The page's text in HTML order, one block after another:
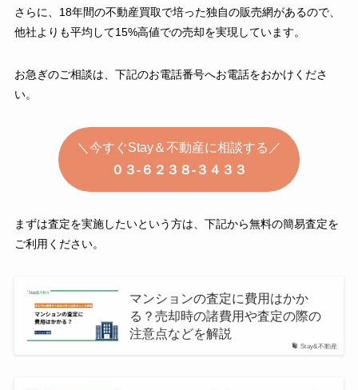
さらに、18年間の不動産買取で培った独自の販売網があるので、
他社よりも平均して15%高値での売却を実現しています。
お急ぎのご相談は、下記のお電話番号へお電話をおかけくださ
い。
＼今すぐStay＆不動産に相談する／
０３-６２３８-３４３３
まずは査定を実施したいという方は、下記から無料の簡易査定を
ご利用ください。
Stay&不動産
マンションの査定に費用はかか
る？売却時の諸費用や査定の際の
注意点などを解説